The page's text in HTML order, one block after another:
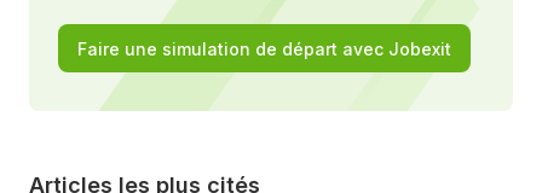
Faire une simulation de départ avec Jobexit
Articles les plus cités